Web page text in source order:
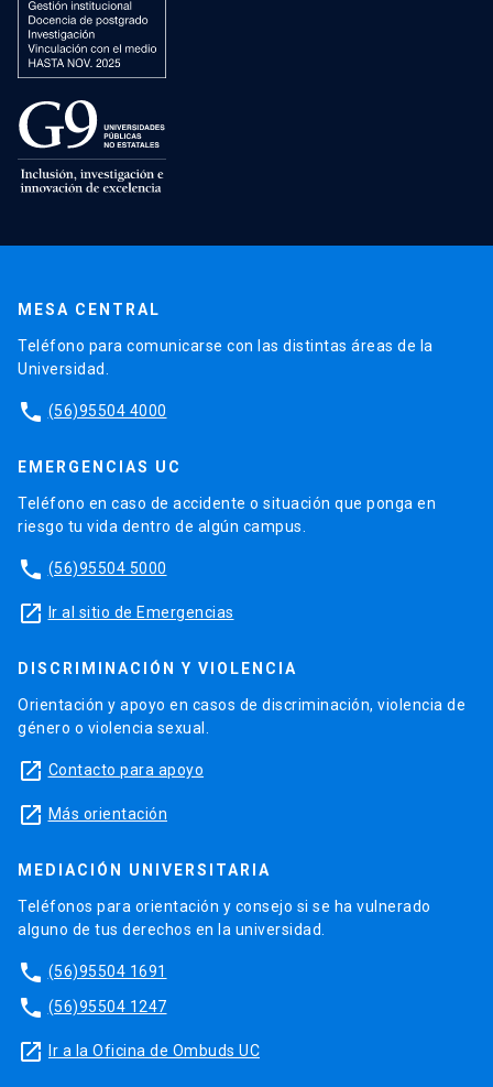
MESA CENTRAL
Teléfono para comunicarse con las distintas áreas de la
Universidad.
phone (56)95504 4000
EMERGENCIAS UC
Teléfono en caso de accidente o situación que ponga en
riesgo tu vida dentro de algún campus.
phone (56)95504 5000
launch Ir al sitio de Emergencias
DISCRIMINACIÓN Y VIOLENCIA
Orientación y apoyo en casos de discriminación, violencia de
género o violencia sexual.
launch Contacto para apoyo
launch Más orientación
MEDIACIÓN UNIVERSITARIA
Teléfonos para orientación y consejo si se ha vulnerado
alguno de tus derechos en la universidad.
phone (56)95504 1691
phone (56)95504 1247
launch Ir a la Oficina de Ombuds UC